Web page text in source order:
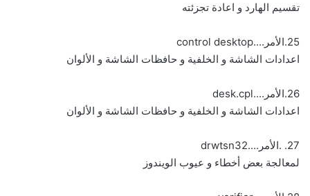
تقسيم الهارد و اعادة تجزئته
25.الأمر....control desktop
اعدادات الشاشة و الخلفية و حافظات الشاشة و الألوان
26.الأمر....desk.cpl
اعدادات الشاشة و الخلفية و حافظات الشاشة و الألوان
27. .الأمر....drwtsn32
لمعالجة بعض أخطاء و عيوب الويندوز